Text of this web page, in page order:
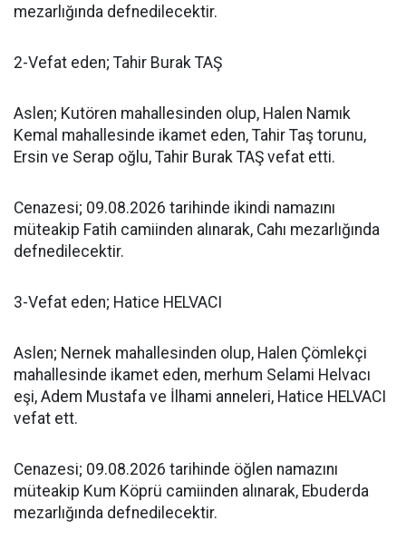
mezarlığında defnedilecektir.
2-Vefat eden; Tahir Burak TAŞ
Aslen; Kutören mahallesinden olup, Halen Namık
Kemal mahallesinde ikamet eden, Tahir Taş torunu,
Ersin ve Serap oğlu, Tahir Burak TAŞ vefat etti.
Cenazesi; 09.08.2026 tarihinde ikindi namazını
müteakip Fatih camiinden alınarak, Cahı mezarlığında
defnedilecektir.
3-Vefat eden; Hatice HELVACI
Aslen; Nernek mahallesinden olup, Halen Çömlekçi
mahallesinde ikamet eden, merhum Selami Helvacı
eşi, Adem Mustafa ve İlhami anneleri, Hatice HELVACI
vefat ett.
Cenazesi; 09.08.2026 tarihinde öğlen namazını
müteakip Kum Köprü camiinden alınarak, Ebuderda
mezarlığında defnedilecektir.